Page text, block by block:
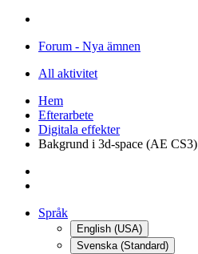
Forum - Nya ämnen
All aktivitet
Hem
Efterarbete
Digitala effekter
Bakgrund i 3d-space (AE CS3)
Språk
English (USA)
Svenska (Standard)